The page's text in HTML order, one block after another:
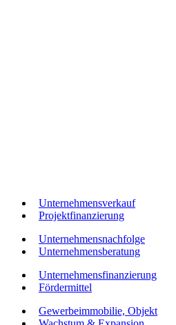
Unternehmensverkauf
Projektfinanzierung
Unternehmensnachfolge
Unternehmensberatung
Unternehmensfinanzierung
Fördermittel
Gewerbeimmobilie, Objekt